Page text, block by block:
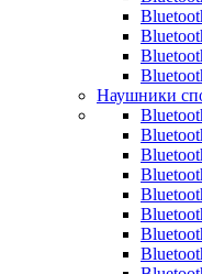
Наушники